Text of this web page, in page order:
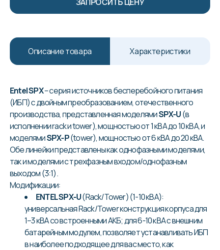
Описание товара Характеристики
Entel SPX– серия источников бесперебойного питания
(ИБП) с двойным преобразованием, отечественного
производства, представленная моделямиSPX-U(в
исполнении rack и tower), мощностью от 1 кВА до 10 кВА, и
моделямиSPX-P(tower), мощностью от 6 кВА до 20 кВА.
Обе линейки представлены как однофазными моделями,
так и моделями с трехфазным входом/однофазным
выходом (3:1).
Модификации:
ENTEL SPX-U(Rack/Tower) (1-10 кВА):
универсальная Rack/Tower конструкция корпуса для
1–3 кВА со встроенными АКБ; для 6-10 кВА с внешним
батарейным модулем, позволяет устанавливать ИБП
в наиболее подходящее для вас место, как